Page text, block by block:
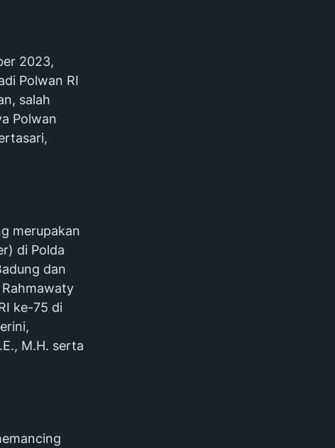
2023,
Polwan RI
salah
Polwan
merupakan
di Polda
dan
ke-75 di
M.H. serta